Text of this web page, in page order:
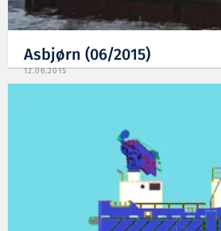
Asbjørn (06/2015)
12.06.2015